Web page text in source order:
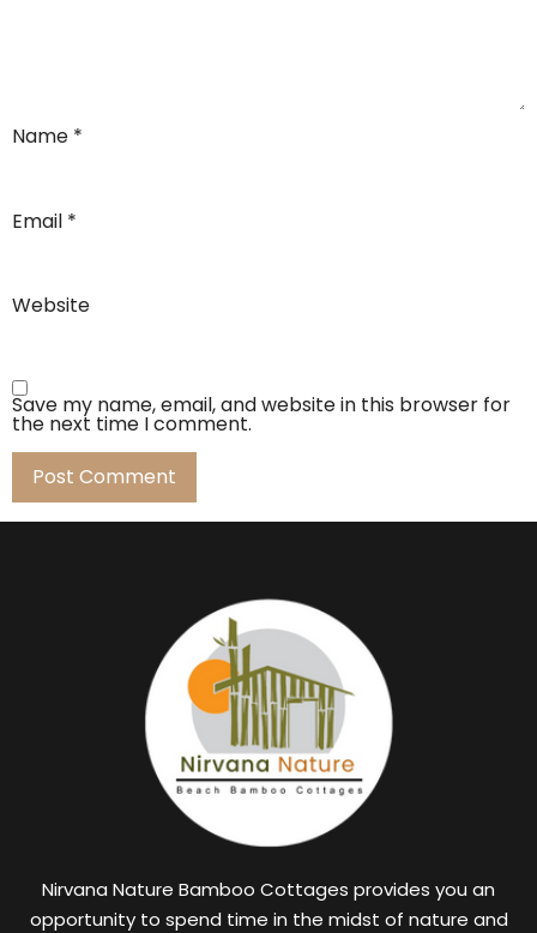
Name *
Email *
Website
Save my name, email, and website in this browser for
the next time I comment.
Nirvana Nature Bamboo Cottages provides you an
opportunity to spend time in the midst of nature and